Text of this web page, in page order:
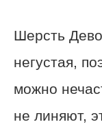
Шерсть
негустая,
можно
не линяют,